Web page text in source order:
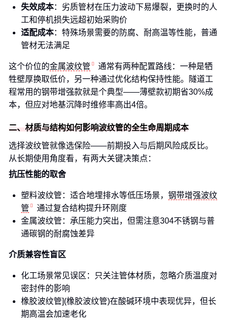
失效成本：劣质管材在压力波动下易爆裂，更换时的人
工和停机损失远超初始采购价
适配成本：特殊场景需要的防腐、耐高温等性能，普通
管材无法满足
这个价位的金属波纹管
通常有两种配置路线：一种是牺
牲壁厚换取低价，另一种通过优化结构保持性能。隧道工
程常用的钢带增强款就是个典型——薄壁款初期省30%成
本，但应对地基沉降时维修率高出4倍。
二、材质与结构如何影响波纹管的全生命周期成本
选择波纹管就像选保险——前期投入与后期风险成反比。
从长期使用角度看，有两大关键决策点：
抗压性能的取舍
塑料波纹管：适合地埋排水等低压场景， 钢带增强波纹
管
通过复合结构提升环刚度
金属波纹管：承压能力突出，但需注意304不锈钢与普
通碳钢的耐腐蚀差异
介质兼容性盲区
化工场景常见误区：只关注管体材质，忽略介质温度对
密封件的影响
橡胶波纹管](橡胶波纹管)在酸碱环境中表现优异，但长
期高温会加速老化